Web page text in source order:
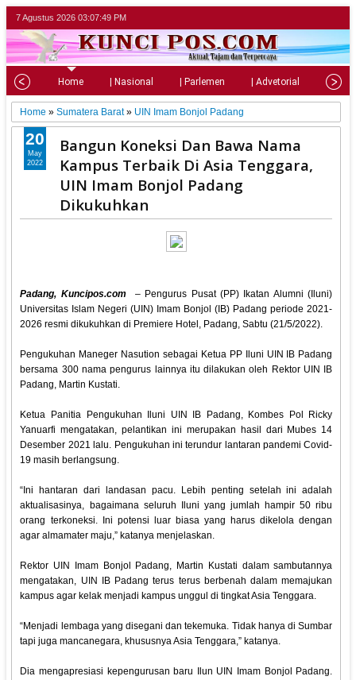
7 Agustus 2026 03:07:50 PM
Home | Nasional | Parlemen | Advetorial |
Home »Sumatera Barat» UIN Imam Bonjol Padang
Bangun Koneksi Dan Bawa Nama
Kampus Terbaik Di Asia Tenggara,
UIN Imam Bonjol Padang
Dikukuhkan
Padang, Kuncipos.com – Pengurus Pusat (PP) Ikatan Alumni (Iluni)
Universitas Islam Negeri (UIN) Imam Bonjol (IB) Padang periode 2021-
2026 resmi dikukuhkan di Premiere Hotel, Padang, Sabtu (21/5/2022).
Pengukuhan Maneger Nasution sebagai Ketua PP Iluni UIN IB Padang
bersama 300 nama pengurus lainnya itu dilakukan oleh Rektor UIN IB
Padang, Martin Kustati.
Ketua Panitia Pengukuhan Iluni UIN IB Padang, Kombes Pol Ricky
Yanuarfi mengatakan, pelantikan ini merupakan hasil dari Mubes 14
Desember 2021 lalu. Pengukuhan ini terundur lantaran pandemi Covid-
19 masih berlangsung.
“Ini hantaran dari landasan pacu. Lebih penting setelah ini adalah
aktualisasinya, bagaimana seluruh Iluni yang jumlah hampir 50 ribu
orang terkoneksi. Ini potensi luar biasa yang harus dikelola dengan
agar almamater maju,” katanya menjelaskan.
Rektor UIN Imam Bonjol Padang, Martin Kustati dalam sambutannya
mengatakan, UIN IB Padang terus terus berbenah dalam memajukan
kampus agar kelak menjadi kampus unggul di tingkat Asia Tenggara.
“Menjadi lembaga yang disegani dan tekemuka. Tidak hanya di Sumbar
tapi juga mancanegara, khususnya Asia Tenggara,” katanya.
Dia mengapresiasi kepengurusan baru Ilun UIN Imam Bonjol Padang.
20
May
2022